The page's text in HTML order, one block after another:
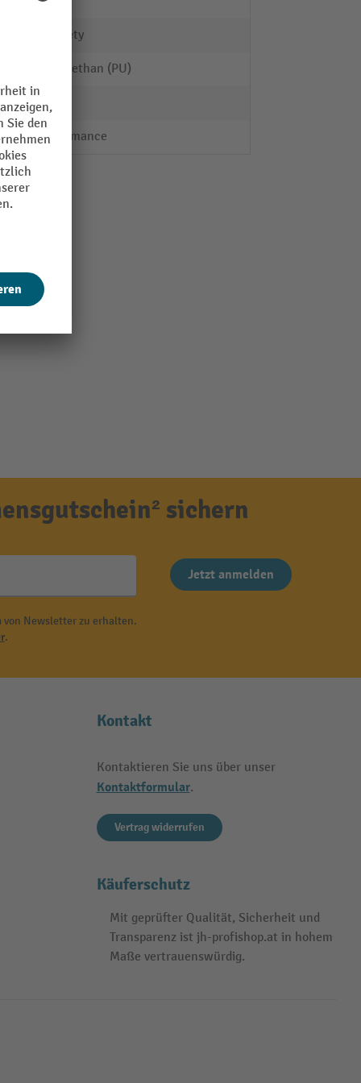
B-Safety
Polyurethan (PU)
36 dB
Performance
sichern
Jetzt anmelden
von Newsletter zu erhalten.
.
Kontakt
Kontaktieren Sie uns über unser
Kontaktformular.
Vertrag widerrufen
Käuferschutz
Mit geprüfter Qualität, Sicherheit und
Transparenz ist jh-profishop.at in hohem
Maße vertrauenswürdig.